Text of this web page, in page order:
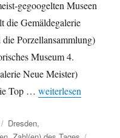
gegoogelten Museen
die Gemäldegalerie
Porzellansammlung)
Museum 4.
Neue Meister)
Top …„Beliebteste
weiterlesen
Kategorien
Dresden,